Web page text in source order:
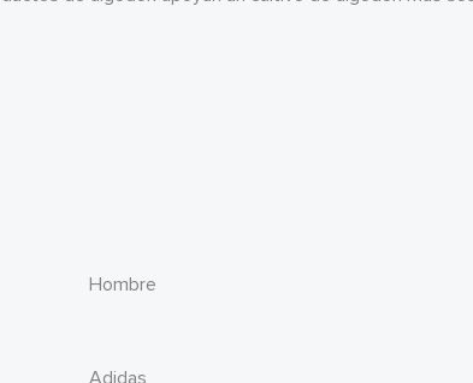
Hombre
Adidas